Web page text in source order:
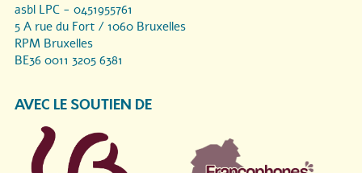
asbl LPC - 0451955761
5 A rue du Fort / 1060 Bruxelles
RPM Bruxelles
BE36 0011 3205 6381
AVEC LE SOUTIEN DE